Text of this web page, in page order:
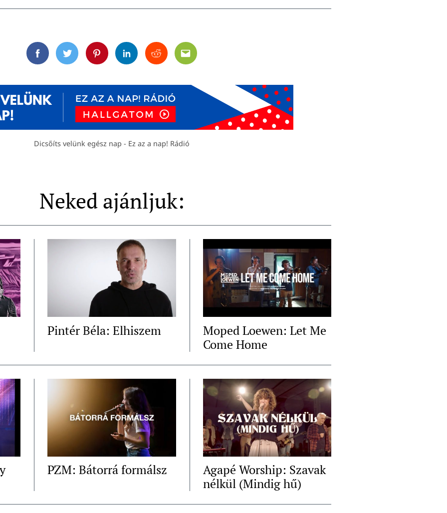
FacebookTwitterPinterestLinkedinRedditEmail
Dicsőíts velünk egész nap - Ez az a nap! Rádió
Neked ajánljuk:
Pintér Béla: Elhiszem
Moped Loewen: Let Me
Come Home
PZM: Bátorrá formálsz
Agapé Worship: Szavak
nélkül (Mindig hű)